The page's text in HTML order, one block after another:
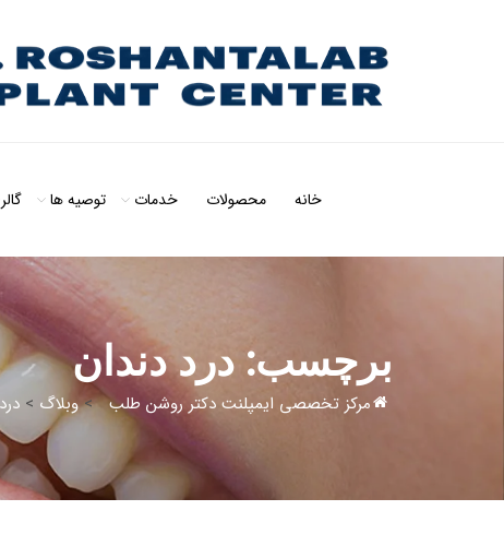
خانه محصولات خدمات توصیه ها
برچسب: درد دندان
مرکز تخصصی ایمپلنت دکتر روشن طلب >وبلاگ >